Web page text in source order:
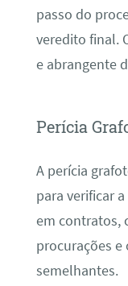
passo do
veredito final.
e abrangente
Perícia
A perícia
para verificar
em contratos,
procurações
semelhantes.